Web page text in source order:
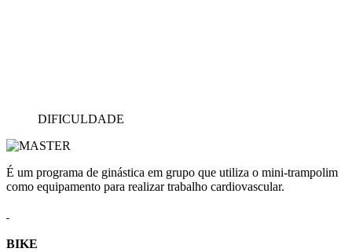
DIFICULDADE
É um programa de ginástica em grupo que utiliza o mini-trampolim
como equipamento para realizar trabalho cardiovascular.
BIKE